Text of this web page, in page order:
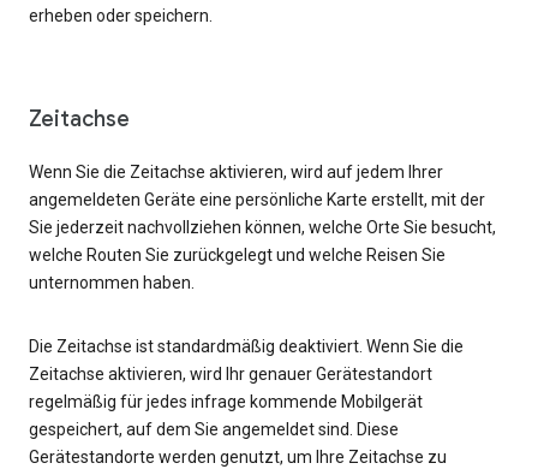
erheben oder speichern.
Zeitachse
Wenn Sie die Zeitachse aktivieren, wird auf jedem Ihrer
angemeldeten Geräte eine persönliche Karte erstellt, mit der
Sie jederzeit nachvollziehen können, welche Orte Sie besucht,
welche Routen Sie zurückgelegt und welche Reisen Sie
unternommen haben.
Die Zeitachse ist standardmäßig deaktiviert. Wenn Sie die
Zeitachse aktivieren, wird Ihr genauer Gerätestandort
regelmäßig für jedes infrage kommende Mobilgerät
gespeichert, auf dem Sie angemeldet sind. Diese
Gerätestandorte werden genutzt, um Ihre Zeitachse zu